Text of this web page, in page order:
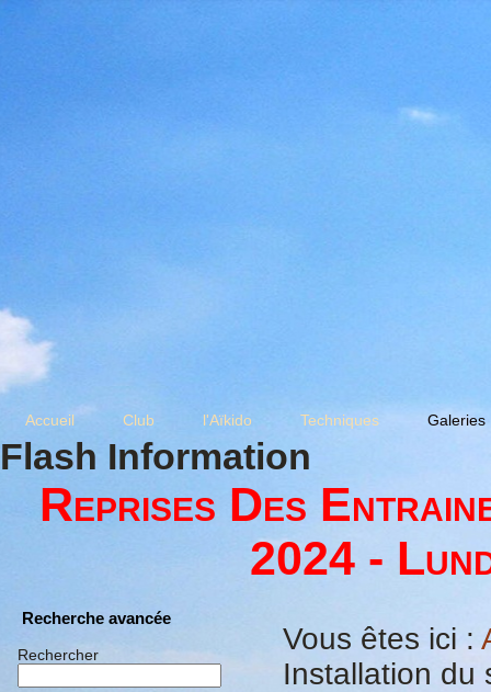
Accueil Club l'Aïkido Techniques Galeries
Flash Information
Reprises Des
2024 -
Recherche avancée
Rechercher Vous êtes ici :
Installation du